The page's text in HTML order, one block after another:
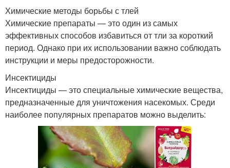
Химические методы борьбы с тлей
Химические препараты — это один из самых
эффективных способов избавиться от тли за короткий
период. Однако при их использовании важно соблюдать
инструкции и меры предосторожности.
Инсектициды
Инсектициды — это специальные химические вещества,
предназначенные для уничтожения насекомых. Среди
наиболее популярных препаратов можно выделить: